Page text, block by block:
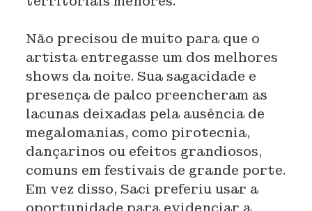
Não precisou de muito para que o
artista entregasse um dos melhores
shows da noite. Sua sagacidade e
presença de palco preencheram as
lacunas deixadas pela ausência de
megalomanias, como pirotecnia,
dançarinos ou efeitos grandiosos,
comuns em festivais de grande porte.
Em vez disso, Saci preferiu usar a